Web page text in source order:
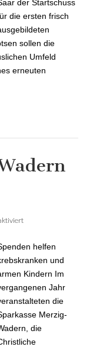
der Startschuss
die ersten frisch
sollen die
Umfeld
erneuten
SaarWiesenLauf
helfen
und
Kindern Im
Jahr
die
Merzig-
die